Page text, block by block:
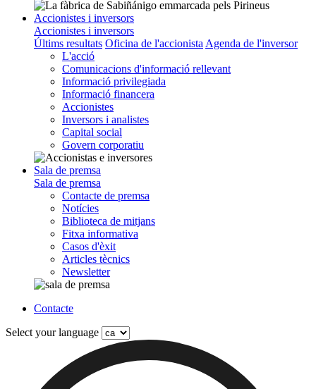
Accionistes i inversors
Accionistes i inversors
Últims resultats Oficina de l'accionista Agenda de l'inversor
L'acció
Comunicacions d'informació rellevant
Informació privilegiada
Informació financera
Accionistes
Inversors i analistes
Capital social
Govern corporatiu
Sala de premsa
Sala de premsa
Contacte de premsa
Notícies
Biblioteca de mitjans
Fitxa informativa
Casos d'èxit
Articles tècnics
Newsletter
Contacte
Select your language